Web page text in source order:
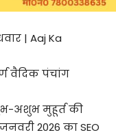
| Aaj Ka
वैदिक पंचांग
अशुभ मुहूर्त की
2026 का SEO